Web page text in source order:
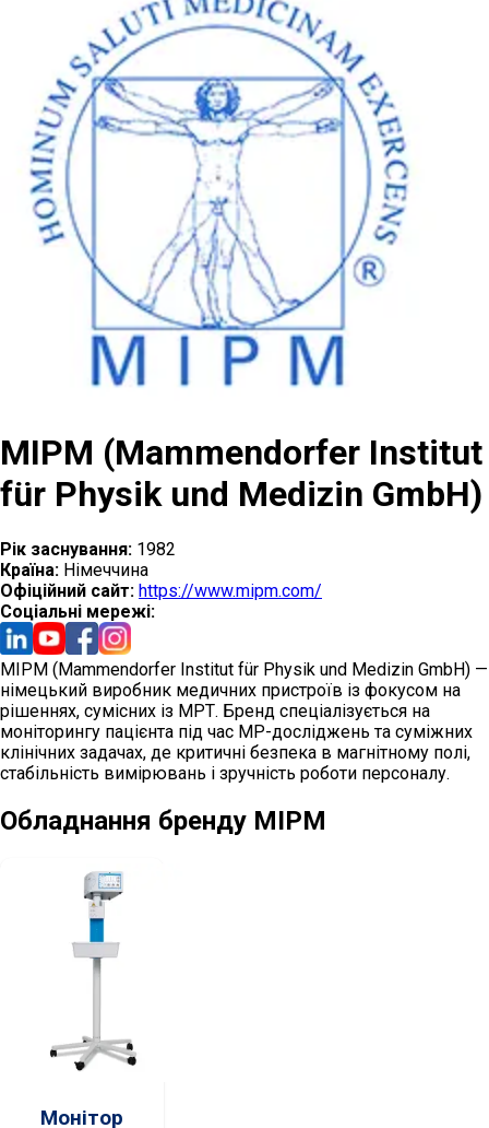
MIPM (Mammendorfer Institut
für Physik und Medizin GmbH)
Рік заснування: 1982
Країна: Німеччина
Офіційний сайт: https://www.mipm.com/
Cоціальні мережі:
MIPM (Mammendorfer Institut für Physik und Medizin GmbH) —
німецький виробник медичних пристроїв із фокусом на
рішеннях, сумісних із МРТ. Бренд спеціалізується на
моніторингу пацієнта під час МР-досліджень та суміжних
клінічних задачах, де критичні безпека в магнітному полі,
стабільність вимірювань і зручність роботи персоналу.
Обладнання бренду MIPM
Монітор